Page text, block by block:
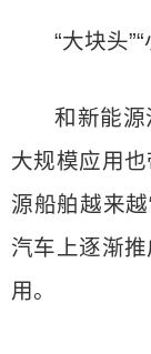
“大块头
和新能
大规模应用
源船舶越来
汽车上逐渐
用。